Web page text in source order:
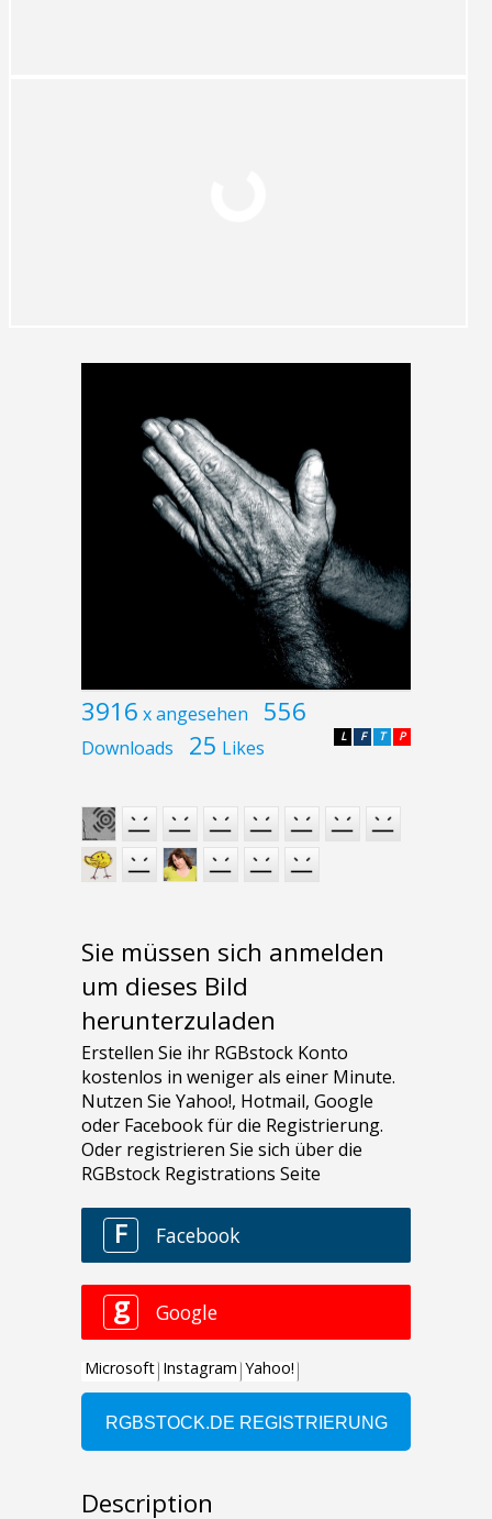
3916 x angesehen 556
Downloads 25 Likes P
T
F
L
Sie müssen sich anmelden
um dieses Bild
herunterzuladen
Description